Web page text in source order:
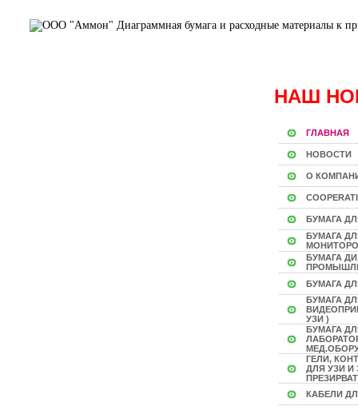
НАШ
ГЛАВНАЯ
НОВОСТИ
О
БУМАГА
БУМАГА
БУМАГА
БУМАГА
БУМАГА
УЗИ )
БУМАГА
ГЕЛИ,
ДЛЯ УЗИ И
КАБЕЛИ